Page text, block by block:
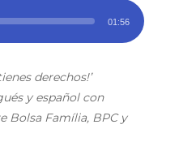
01:56
derechos!’
y español con
Bolsa Família, BPC y